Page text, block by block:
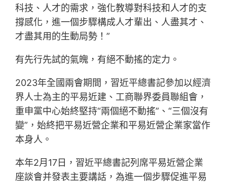
科技、人才的需求，強化教導對科技和人才的支
撐感化，進一個步驟構成人才輩出、人盡其才、
才盡其用的生動局勢！”
有先行先試的氣魄，有絕不動搖的定力。
2023年全國兩會期間，習近平總書記參加以經濟
界人士為主的平易近建、工商聯界委員聯組會，
重申黨中心始終堅持“兩個絕不動搖”、“三個沒有
變”，始終把平易近營企業和平易近營企業家當作
本身人。
本年2月17日，習近平總書記列席平易近營企業
座談會并發表主要講話，為進一個步驟促進平易